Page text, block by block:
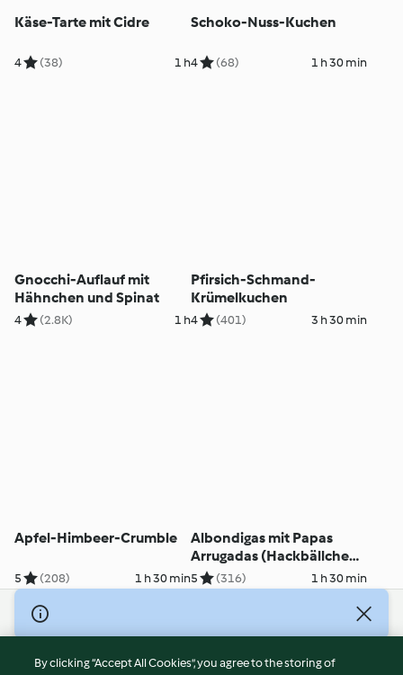
Käse-Tarte mit Cidre
4 (38) 1 h
Schoko-Nuss-Kuchen
4 (68) 1 h 30 min
Gnocchi-Auflauf mit
Hähnchen und Spinat
4 (2.8K) 1 h
Pfirsich-Schmand-
Krümelkuchen
4 (401) 3 h 30 min
Apfel-Himbeer-Crumble
5 (208) 1 h 30 min
Albondigas mit Papas
Arrugadas (Hackbällchen
in Tomatensauce)
5 (316) 1 h 30 min
© Copyright 2026
Terms of Service
By clicking “Accept All Cookies”, you agree to the storing of